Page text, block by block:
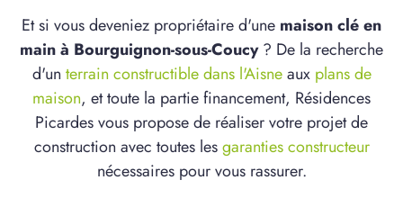
Et si vous deveniez propriétaire d'une maison clé en
main à Bourguignon-sous-Coucy? De la recherche
d'un terrain constructible dans l'Aisneaux plans de
maison, et toute la partie financement, Résidences
Picardes vous propose de réaliser votre projet de
construction avec toutes lesgaranties constructeur
nécessaires pour vous rassurer.